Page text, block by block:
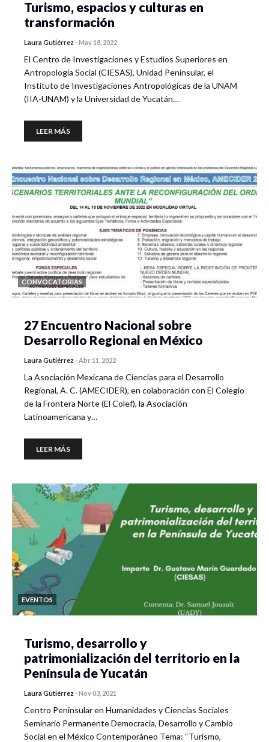
Turismo, espacios y culturas en
transformación
Laura Gutiérrez -May 18, 2022
El Centro de Investigaciones y Estudios Superiores en
Antropología Social (CIESAS), Unidad Peninsular, el
Instituto de Investigaciones Antropológicas de la UNAM
(IIA-UNAM) y la Universidad de Yucatán…
LEER MÁS
CONVOCATORIAS
27 Encuentro Nacional sobre
Desarrollo Regional en México
Laura Gutiérrez -Abr 11, 2022
La Asociación Mexicana de Ciencias para el Desarrollo
Regional, A. C. (AMECIDER), en colaboración con El Colegio
de la Frontera Norte (El Colef), la Asociación
Latinoamericana y…
LEER MÁS
EVENTOS
Turismo, desarrollo y
patrimonialización del territorio en la
Península de Yucatán
Laura Gutiérrez -Nov 03, 2021
Centro Peninsular en Humanidades y Ciencias Sociales
Seminario Permanente Democracia, Desarrollo y Cambio
Social en el México Contemporáneo Tema: “Turismo,